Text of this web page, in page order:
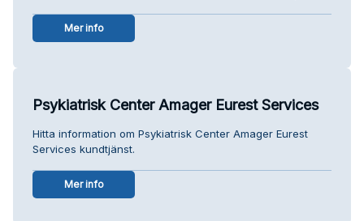
Mer info
Psykiatrisk Center Amager Eurest Services
Hitta information om Psykiatrisk Center Amager Eurest
Services kundtjänst.
Mer info